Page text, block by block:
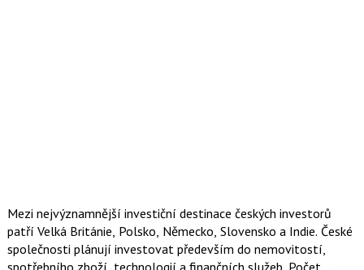
Mezi nejvýznamnější investiční destinace českých investorů
patří Velká Británie, Polsko, Německo, Slovensko a Indie. České
společnosti plánují investovat především do nemovitostí,
spotřebního zboží, technologií a finančních služeb. Počet